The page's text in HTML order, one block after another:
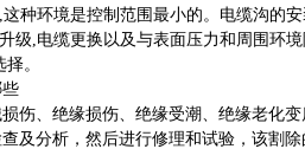
环境是控制范围最小的。电缆沟的安
,电缆更换以及与表面压力和周围环
。
、绝缘损伤、绝缘受潮、绝缘老化变
及分析，然后进行修理和试验，该割